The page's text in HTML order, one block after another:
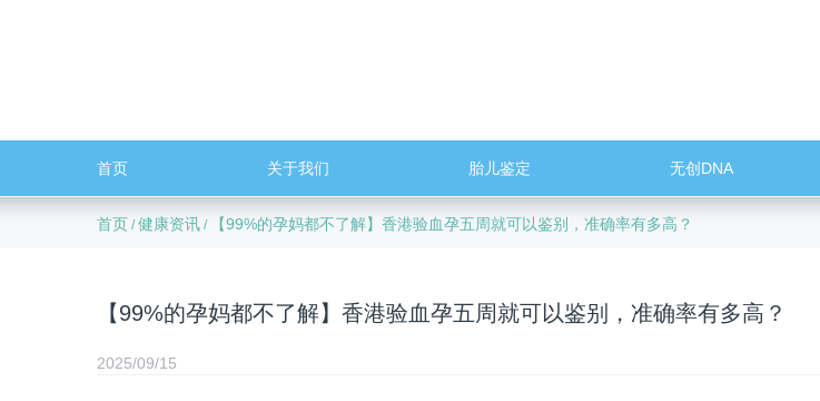
首页 关于我们 胎儿鉴定 无创DNA
首页 /健康资讯 / 【99%的孕妈都不了解】香港验血孕五周就可以鉴别，准确率有多高？
【99%的孕妈都不了解】香港验血孕五周就可以鉴别，准确率有多高？
2025/09/15